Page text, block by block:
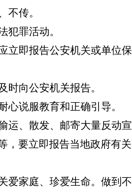
不传。
犯罪活动。
立即报告公安机关或单位保
向公安机关报告。
说服教育和正确引导。
运、散发、邮寄大量反动宣
，要立即报告当地政府有关
爱家庭、珍爱生命。 做到不